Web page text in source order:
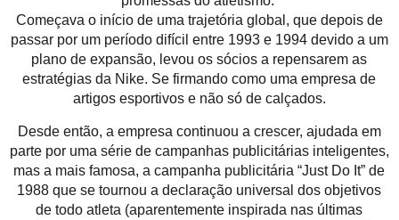
Começava o início de uma trajetória global, que depois de
passar por um período difícil entre 1993 e 1994 devido a um
plano de expansão, levou os sócios a repensarem as
estratégias da Nike. Se firmando como uma empresa de
artigos esportivos e não só de calçados.
Desde então, a empresa continuou a crescer, ajudada em
parte por uma série de campanhas publicitárias inteligentes,
mas a mais famosa, a campanha publicitária “Just Do It” de
1988 que se tournou a declaração universal dos objetivos
de todo atleta (aparentemente inspirada nas últimas